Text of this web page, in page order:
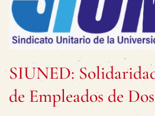
SIUNED:
de Empleados de